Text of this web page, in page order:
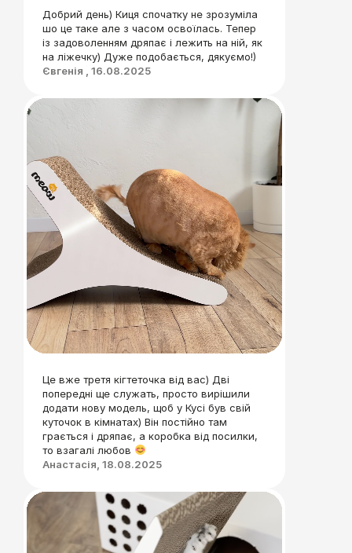
Добрий день) Киця спочатку не зрозуміла
шо це таке але з часом освоїлась. Тепер
із задоволенням дряпає і лежить на ній, як
на ліжечку) Дуже подобається, дякуємо!)
Євгенія , 16.08.2025
Це вже третя кігтеточка від вас) Дві
попередні ще служать, просто вирішили
додати нову модель, щоб у Кусі був свій
куточок в кімнатах) Він постійно там
грається і дряпає, а коробка від посилки,
то взагалі любов
Анастасія, 18.08.2025